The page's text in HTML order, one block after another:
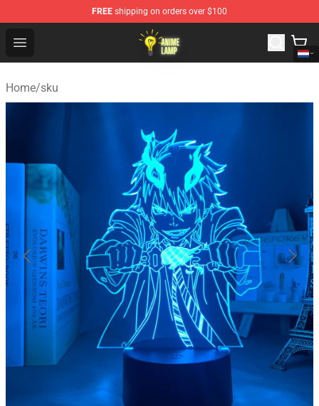
FREE shipping on orders over $100
Open menu
Anime Lamp Shop - The Best Store of Anime Lamp
Home/sku